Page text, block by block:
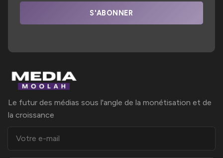
S'ABONNER
Le futur des médias sous l'angle de la monétisation et de
la croissance